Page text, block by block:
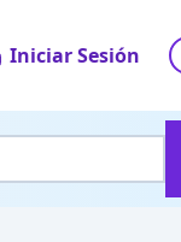
Iniciar Sesión